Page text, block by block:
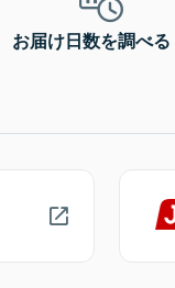
お届け日数を調べる